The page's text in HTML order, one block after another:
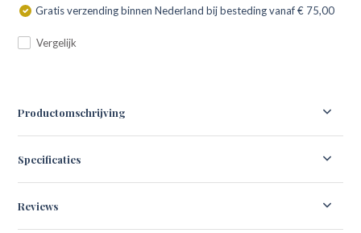
Gratis verzending binnen Nederland bij besteding vanaf € 75,00
Vergelijk
Productomschrijving
Specificaties
Reviews